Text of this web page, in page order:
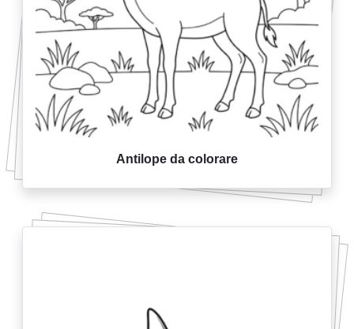
Antilope da colorare